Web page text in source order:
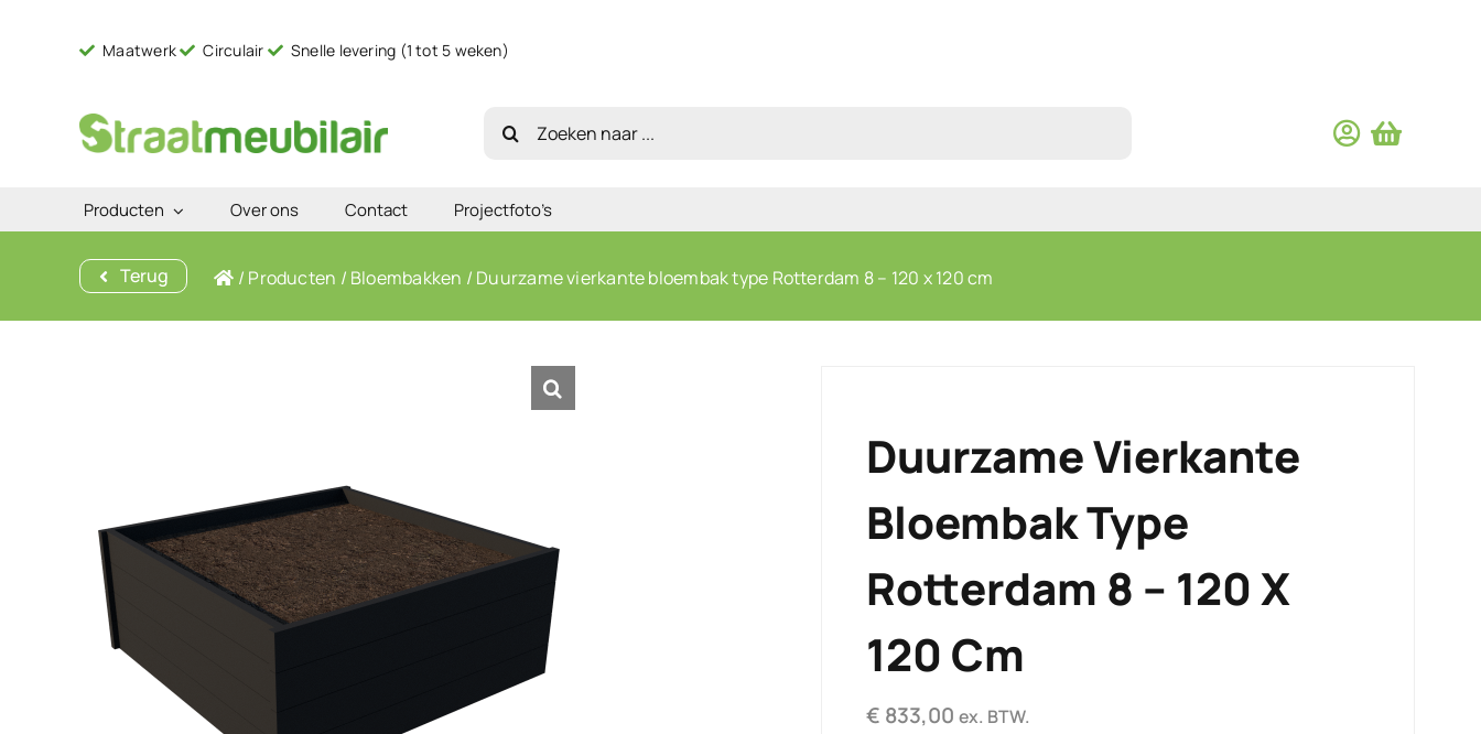
Maatwerk Circulair Snelle levering (1 tot 5 weken)
naar:
Producten Over ons Contact Projectfoto’s
Terug / Producten / Bloembakken / Duurzame vierkante bloembak type Rotterdam 8 – 120 x 120 cm
Duurzame Vierkante
Bloembak Type
Rotterdam 8 – 120 X
120 Cm
€ 833,00 ex. BTW.